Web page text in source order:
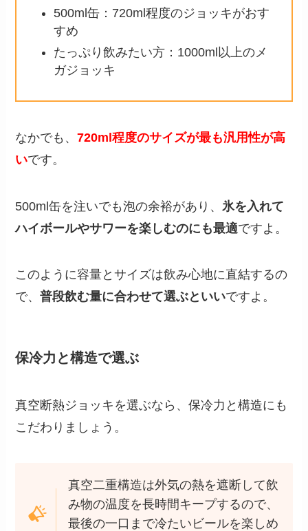
500ml缶：720ml程度のジョッキがおす
すめ
たっぷり飲みたい方：1000ml以上のメ
ガジョッキ
なかでも、720ml程度のサイズが最も汎用性が高
いです。
500ml缶を注いでも泡の余裕があり、 氷を入れて
ハイボールやサワーを楽しむのにも最適ですよ。
このように容量とサイズは飲み心地に直結するの
で、普段飲む量に合わせて選ぶといいですよ。
保冷力と構造で選ぶ
真空断熱ジョッキを選ぶなら、保冷力と構造にも
こだわりましょう。
真空二重構造は外気の熱を遮断して飲
み物の温度を長時間キープするので、
最後の一口まで冷たいビールを楽しめ